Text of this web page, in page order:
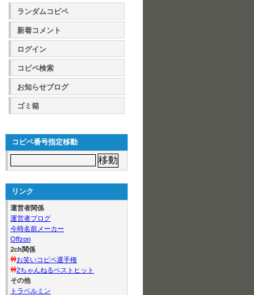
ランダムコピペ
新着コメント
ログイン
コピペ検索
お知らせブログ
ゴミ箱
コピペ番号指定移動
リンク
運営者関係
運営者ブログ
今時名前メーカー
Offzon
2ch関係
お笑いコピペ選手権
2ちゃんねるベストヒット
その他
トラベルミン